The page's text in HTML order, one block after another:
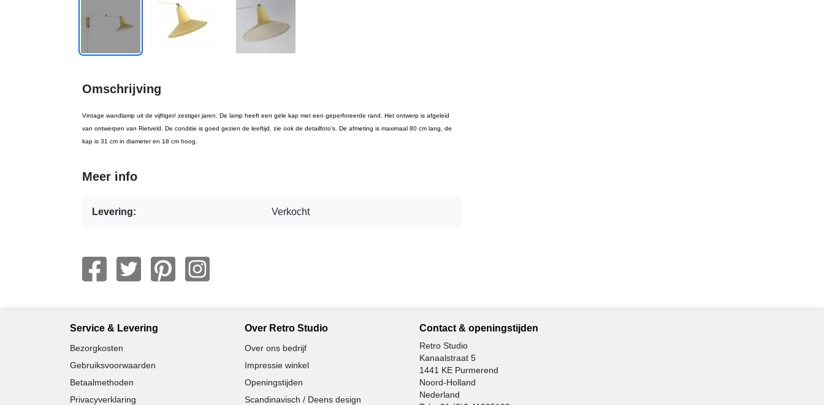
Omschrijving
Vintage wandlamp uit de vijftiger/ zestiger jaren. De lamp heeft een gele kap met een geperforeerde rand. Het ontwerp is afgeleid
van ontwerpen van Rietveld. De conditie is goed gezien de leeftijd, zie ook de detailfoto's. De afmeting is maximaal 80 cm lang, de
kap is 31 cm in diameter en 18 cm hoog.
Meer info
Levering: Verkocht
Service & Levering
Bezorgkosten
Gebruiksvoorwaarden
Betaalmethoden
Privacyverklaring
Over Retro Studio
Over ons bedrijf
Impressie winkel
Openingstijden
Scandinavisch / Deens design
Contact & openingstijden
Retro Studio
Kanaalstraat 5
1441 KE Purmerend
Noord-Holland
Nederland